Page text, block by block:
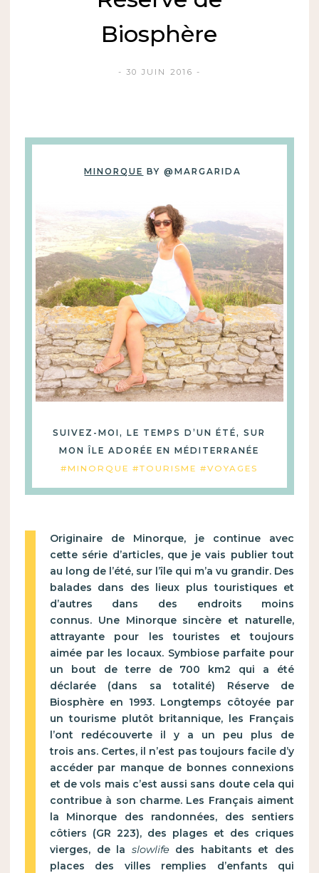
Biosphère
30 JUIN 2016
MINORQUE BY @MARGARIDA
SUIVEZ-MOI, LE TEMPS D’UN ÉTÉ, SUR
MON ÎLE ADORÉE EN MÉDITERRANÉE
#MINORQUE #TOURISME #VOYAGES
Originaire de Minorque, je continue avec
cette série d’articles, que je vais publier tout
au long de l’été, sur l’île qui m’a vu grandir. Des
balades dans des lieux plus touristiques et
d’autres dans des endroits moins
connus. Une Minorque sincère et naturelle,
attrayante pour les touristes et toujours
aimée par les locaux. Symbiose parfaite pour
un bout de terre de 700 km2 qui a été
déclarée (dans sa totalité) Réserve de
Biosphère en 1993. Longtemps côtoyée par
un tourisme plutôt britannique, les Français
l’ont redécouverte il y a un peu plus de
trois ans. Certes, il n’est pas toujours facile d’y
accéder par manque de bonnes connexions
et de vols mais c’est aussi sans doute cela qui
contribue à son charme. Les Français aiment
la Minorque des randonnées, des sentiers
côtiers (GR 223), des plages et des criques
vierges, de laslowlifedes habitants et des
places des villes remplies d’enfants qui